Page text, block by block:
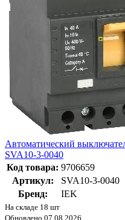
Автоматический
SVA10-3-0040
Код товара: 9706659
Артикул:
SVA10-3-0040
Бренд:
IEK
На складе 18 шт
Обновлено 07.08.2026